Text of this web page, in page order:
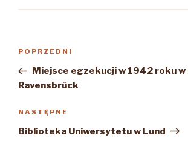
Poprzedni
wpis
POPRZEDNI
Miejsce egzekucji w 1942 roku w
Ravensbrück
Następny
wpis
NASTĘPNE
Biblioteka Uniwersytetu w Lund